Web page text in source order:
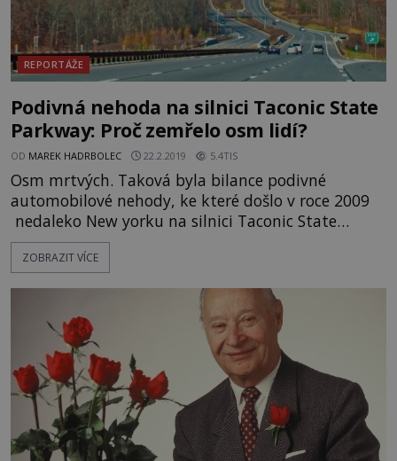
REPORTÁŽE
Podivná nehoda na silnici Taconic State
Parkway: Proč zemřelo osm lidí?
OD MAREK HADRBOLEC 22.2.2019 5.4TIS
Osm mrtvých. Taková byla bilance podivné
automobilové nehody, ke které došlo v roce 2009
nedaleko New yorku na silnici Taconic State
Parkway. Nehodu způsobila žena, která vezla v
autě svou dceru a tři neteře. Na silnici se jejich
srážce s protijedoucím SUV. Nehodu nepřežil žádný
z jejích účastníků. Případ byl nejprve považován za
další tragickou neh
ZOBRAZIT VÍCE